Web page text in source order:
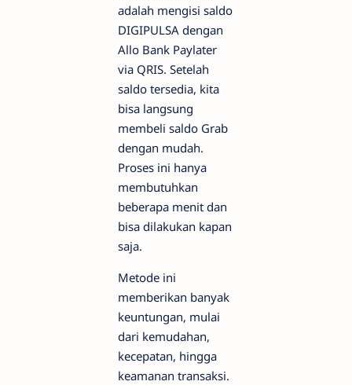
adalah mengisi saldo
DIGIPULSA dengan
Allo Bank Paylater
via QRIS. Setelah
saldo tersedia, kita
bisa langsung
membeli saldo Grab
dengan mudah.
Proses ini hanya
membutuhkan
beberapa menit dan
bisa dilakukan kapan
saja.
Metode ini
memberikan banyak
keuntungan, mulai
dari kemudahan,
kecepatan, hingga
keamanan transaksi.